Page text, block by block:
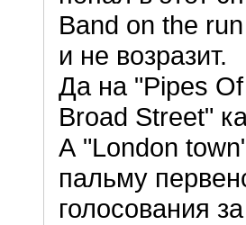
Band on the
и не возразит.
Да на "Pipes
Broad Street"
А "London
пальму
голосования